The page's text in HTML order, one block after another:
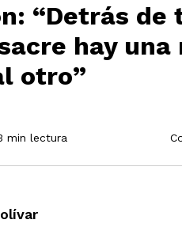
“Detrás de
hay
otro”
min lectura